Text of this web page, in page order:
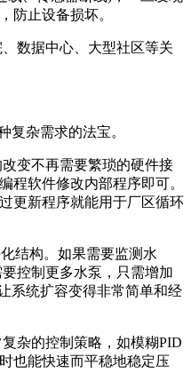
防止设备损坏。
数据中心、大型社区等关
复杂需求的法宝。
变不再需要繁琐的硬件接
程软件修改内部程序即可。
更新程序就能用于厂区循环
结构。如果需要监测水
控制更多水泵，只需增加
系统扩容变得非常简单和经
杂的控制策略，如模糊PID
也能快速而平稳地稳定压